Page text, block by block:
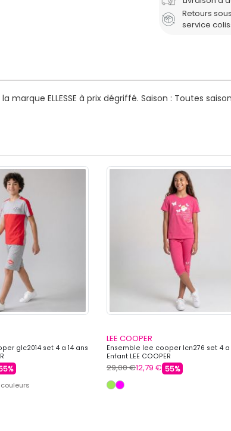
Retours
service
ELLESSE à prix dégriffé. Saison : Toutes
glc2014 set 4 a 14 ans
LEE COOPER
Ensemble lee cooper lcn276 set 4 a
Enfant LEE COOPER
29,00 €12,79 € 55%